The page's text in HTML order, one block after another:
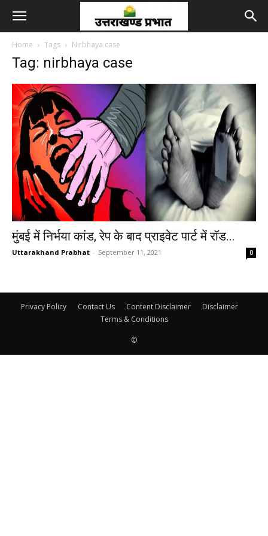
Home Tags Nirbhaya case
Tag: nirbhaya case
मुंबई में निर्भया कांड, रेप के बाद प्राइवेट पार्ट में रॉड...
Uttarakhand Prabhat - September 11, 2021 0
Privacy Policy Contact Us Content Disclaimer
Disclaimer
Terms & Conditions
©